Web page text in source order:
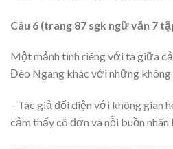
Câu 6 (trang 87 sgk ngữ văn 7
Một mảnh tình riêng với ta giữa
Đèo Ngang khác với những không
– Tác giả đối diện với không gian
cảm thấy cô đơn và nỗi buồn nhân